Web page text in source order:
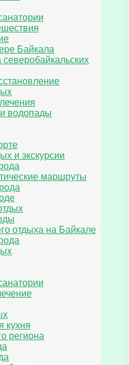
Байкала
водопады
и экскурсии
маршруты
отдыха на Байкале
кухня
региона